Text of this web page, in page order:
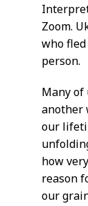
Zoom.
who
person.
Many of
another
our
how
reason
our